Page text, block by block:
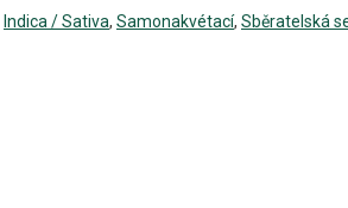
Indica / Sativa, Samonakvétací, Sběratelská